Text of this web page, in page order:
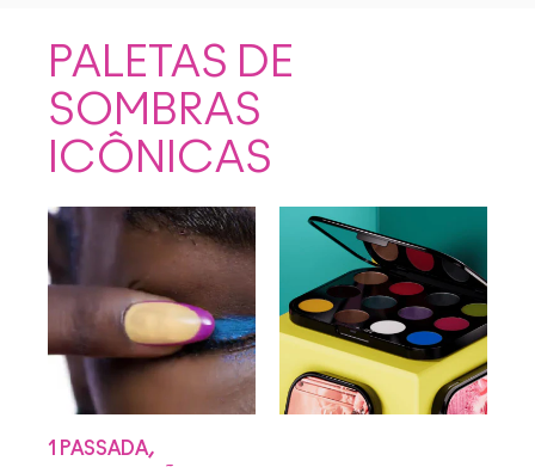
PALETAS DE
SOMBRAS
ICÔNICAS
1 PASSADA,